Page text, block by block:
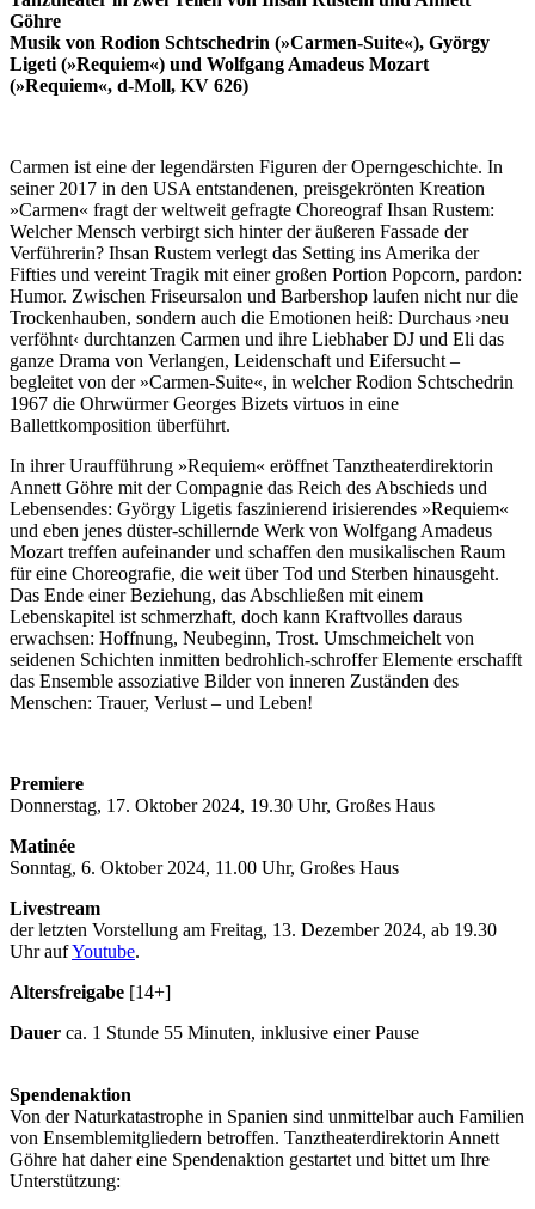
Göhre
Musik von Rodion Schtschedrin (»Carmen-Suite«), György
Ligeti (»Requiem«) und Wolfgang Amadeus Mozart
(»Requiem«, d-Moll, KV 626)
Carmen ist eine der legendärsten Figuren der Operngeschichte. In
seiner 2017 in den USA entstandenen, preisgekrönten Kreation
»Carmen« fragt der weltweit gefragte Choreograf Ihsan Rustem:
Welcher Mensch verbirgt sich hinter der äußeren Fassade der
Verführerin? Ihsan Rustem verlegt das Setting ins Amerika der
Fifties und vereint Tragik mit einer großen Portion Popcorn, pardon:
Humor. Zwischen Friseursalon und Barbershop laufen nicht nur die
Trockenhauben, sondern auch die Emotionen heiß: Durchaus ›neu
verföhnt‹ durchtanzen Carmen und ihre Liebhaber DJ und Eli das
ganze Drama von Verlangen, Leidenschaft und Eifersucht –
begleitet von der »Carmen-Suite«, in welcher Rodion Schtschedrin
1967 die Ohrwürmer Georges Bizets virtuos in eine
Ballettkomposition überführt.
In ihrer Uraufführung »Requiem« eröffnet Tanztheaterdirektorin
Annett Göhre mit der Compagnie das Reich des Abschieds und
Lebensendes: György Ligetis faszinierend irisierendes »Requiem«
und eben jenes düster-schillernde Werk von Wolfgang Amadeus
Mozart treffen aufeinander und schaffen den musikalischen Raum
für eine Choreografie, die weit über Tod und Sterben hinausgeht.
Das Ende einer Beziehung, das Abschließen mit einem
Lebenskapitel ist schmerzhaft, doch kann Kraftvolles daraus
erwachsen: Hoffnung, Neubeginn, Trost. Umschmeichelt von
seidenen Schichten inmitten bedrohlich-schroffer Elemente erschafft
das Ensemble assoziative Bilder von inneren Zuständen des
Menschen: Trauer, Verlust – und Leben!
Premiere
Donnerstag, 17. Oktober 2024, 19.30 Uhr, Großes Haus
Matinée
Sonntag, 6. Oktober 2024, 11.00 Uhr, Großes Haus
Livestream
der letzten Vorstellung am Freitag, 13. Dezember 2024, ab 19.30
Uhr aufYoutube.
Altersfreigabe [14+]
Dauer ca. 1 Stunde 55 Minuten, inklusive einer Pause
Spendenaktion
Von der Naturkatastrophe in Spanien sind unmittelbar auch Familien
von Ensemblemitgliedern betroffen. Tanztheaterdirektorin Annett
Göhre hat daher eine Spendenaktion gestartet und bittet um Ihre
Unterstützung: